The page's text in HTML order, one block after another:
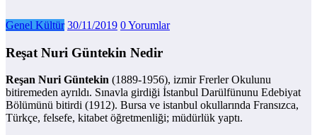
Genel Kültür 30/11/2019 0 Yorumlar
Reşat Nuri Güntekin Nedir
Reşan Nuri Güntekin (1889-1956), izmir Frerler Okulunu
bitiremeden ayrıldı. Sınavla girdiği İstanbul Darülfünunu Edebiyat
Bölümünü bitirdi (1912). Bursa ve istanbul okullarında Fransızca,
Türkçe, felsefe, kitabet öğretmenliği; müdürlük yaptı.